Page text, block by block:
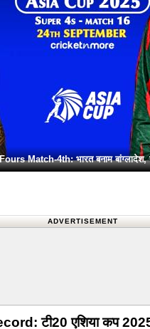
Match-4th: भारत बनाम बांग्लादेश,
ADVERTISEMENT
टी20 एशिया कप 2025